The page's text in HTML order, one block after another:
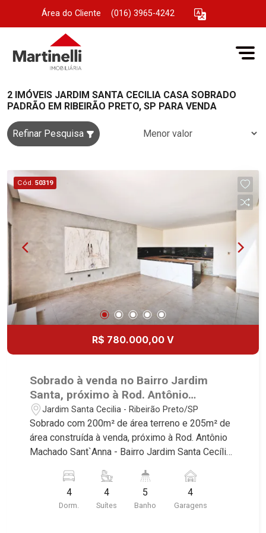
Área do Cliente (016) 3965-4242
2 IMÓVEIS JARDIM SANTA CECILIA CASA SOBRADO
PADRÃO EM RIBEIRÃO PRETO, SP PARA VENDA
Refinar Pesquisa
Cód. 50319
R$ 780.000,00 V
Sobrado à venda no Bairro Jardim
Santa, próximo à Rod. Antônio
Machado Sant`Anna - Ribeirão
Preto/SP.
Jardim Santa Cecilia - Ribeirão Preto/SP
Sobrado com 200m² de área terreno e 205m² de
área construída à venda, próximo à Rod. Antônio
Machado Sant`Anna - Bairro Jardim Santa Cecília,
deste imóvel que a Martinelli Imobiliária
selecionou para você: - 200m² de área terreno e
205m² de área construída - 4 suítes, sendo 2 na
4
Dorm.
4
Suítes
5
Banho
4
Garagens